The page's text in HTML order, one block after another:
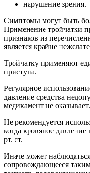
нарушение зрения.
Симптомы могут быть
Применение тройчатки
признаков из
является крайне
Тройчатку применяют
приступа.
Регулярное
давление средства
медикамент не оказывает.
Не рекомендуется
когда кровяное
рт. ст.
Иначе может
сопровождающееся